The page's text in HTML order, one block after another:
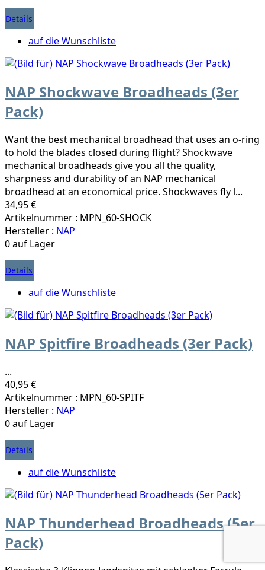
Details
auf die Wunschliste
NAP Shockwave Broadheads (3er
Pack)
Want the best mechanical broadhead that uses an o-ring
to hold the blades closed during flight? Shockwave
mechanical broadheads give you all the quality,
sharpness and durability of an NAP mechanical
broadhead at an economical price. Shockwaves fly l...
34,95 €
Artikelnummer : MPN_60-SHOCK
Hersteller : NAP
0 auf Lager
Details
auf die Wunschliste
NAP Spitfire Broadheads (3er Pack)
...
40,95 €
Artikelnummer : MPN_60-SPITF
Hersteller : NAP
0 auf Lager
Details
auf die Wunschliste
NAP Thunderhead Broadheads (5er
Pack)